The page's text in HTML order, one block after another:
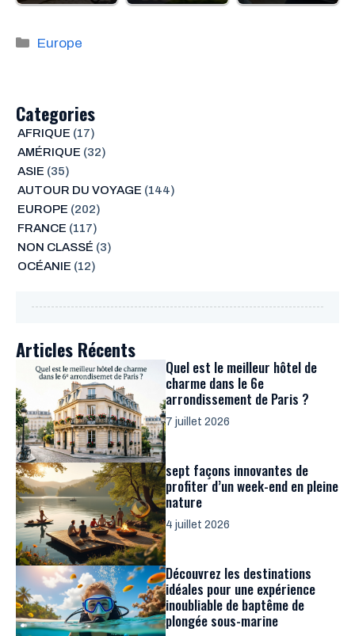
Catégories
Europe
Categories
AFRIQUE (17)
AMÉRIQUE (32)
ASIE (35)
AUTOUR DU VOYAGE (144)
EUROPE (202)
FRANCE (117)
NON CLASSÉ (3)
OCÉANIE (12)
Articles Récents
Quel est le meilleur hôtel de
charme dans le 6e
arrondissement de Paris ?
7 juillet 2026
sept façons innovantes de
profiter d’un week-end en pleine
nature
4 juillet 2026
Découvrez les destinations
idéales pour une expérience
inoubliable de baptême de
plongée sous-marine